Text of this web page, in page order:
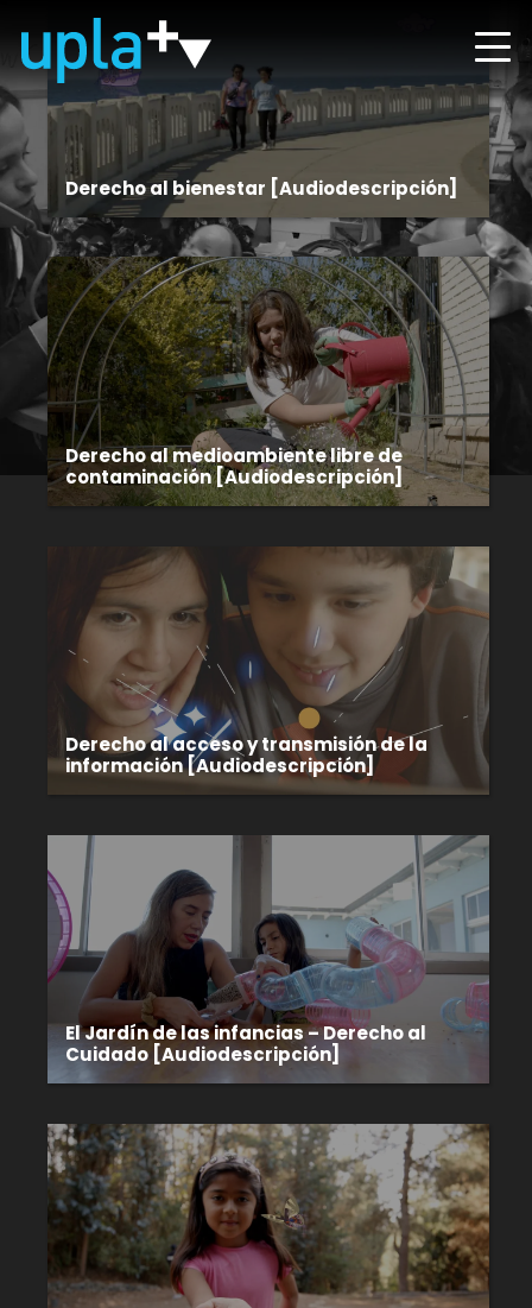
Derecho al bienestar [Audiodescripción]
Derecho al medioambiente libre de
contaminación [Audiodescripción]
Derecho al acceso y transmisión de la
información [Audiodescripción]
El Jardín de las infancias – Derecho al
Cuidado [Audiodescripción]